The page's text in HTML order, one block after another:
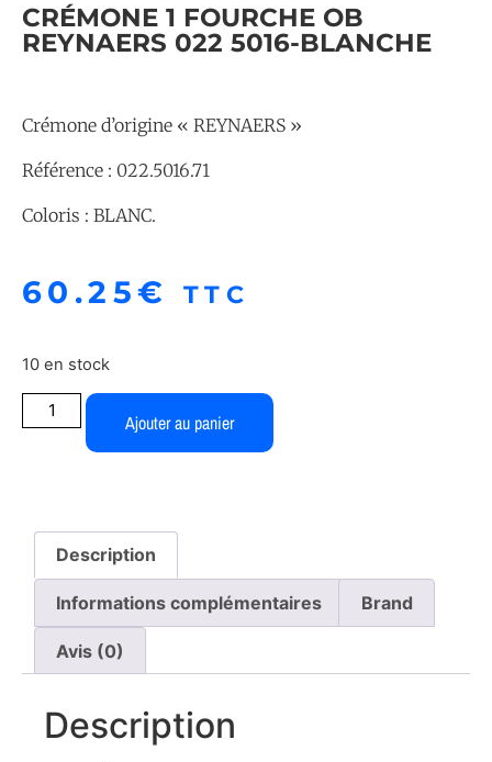
CRÉMONE 1 FOURCHE OB
REYNAERS 022 5016-BLANCHE
Crémone d’origine « REYNAERS »
Référence : 022.5016.71
Coloris : BLANC.
60.25€ TTC
10 en stock
Ajouter au panier
Description
Informations complémentaires Brand
Avis (0)
Description